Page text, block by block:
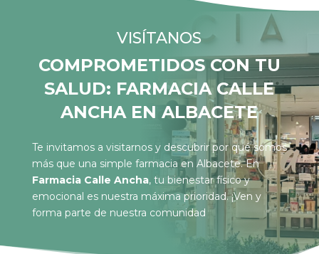
VISÍTANOS
COMPROMETIDOS CON TU
SALUD: FARMACIA CALLE
ANCHA EN ALBACETE
Te invitamos a visitarnos y descubrir por qué somos
más que una simple farmacia en Albacete. En
Farmacia Calle Ancha, tu bienestar físico y
emocional es nuestra máxima prioridad. ¡Ven y
forma parte de nuestra comunidad